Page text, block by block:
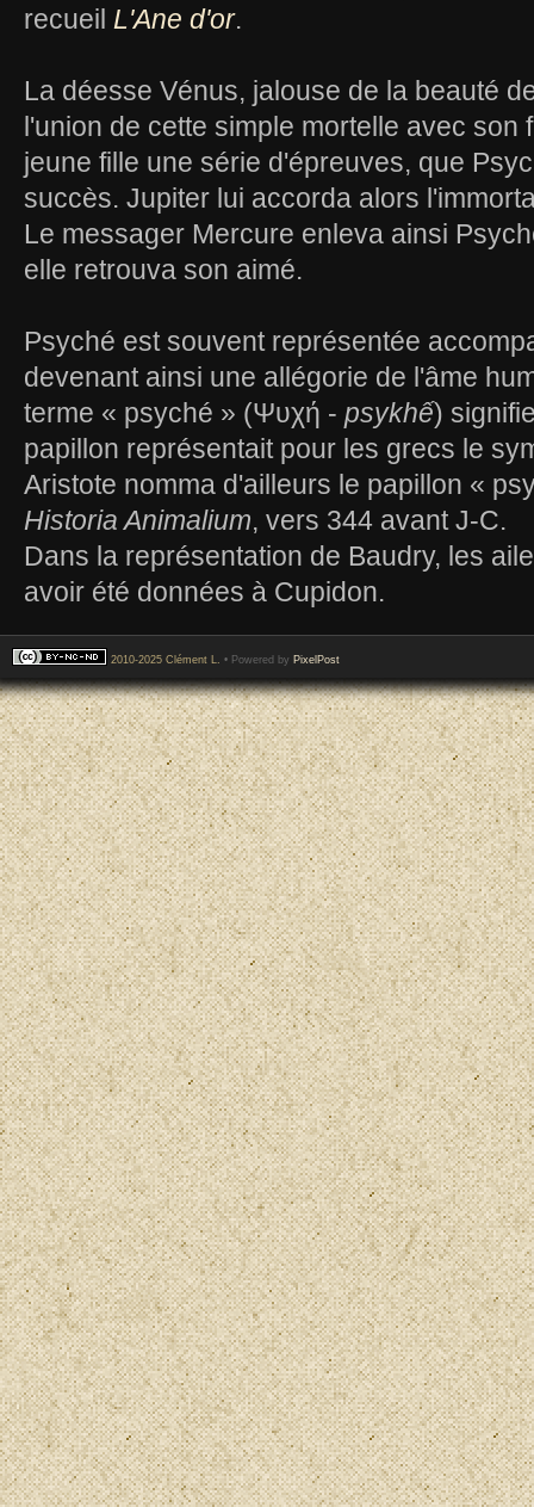
recueil L'Ane d'or.
La déesse Vénus, jalouse de la beauté
l'union de cette simple mortelle avec son
jeune fille une série d'épreuves, que
succès. Jupiter lui accorda alors
Le messager Mercure enleva ainsi
elle retrouva son aimé.
Psyché est souvent représentée
devenant ainsi une allégorie de l'âme
terme « psyché » (Ψυχή - psykhế)
papillon représentait pour les grecs le
Aristote nomma d'ailleurs le papillon «
Historia Animalium, vers 344 avant J-C.
Dans la représentation de Baudry, les
avoir été données à Cupidon.
2010-2025 Clément L. • Powered by PixelPost